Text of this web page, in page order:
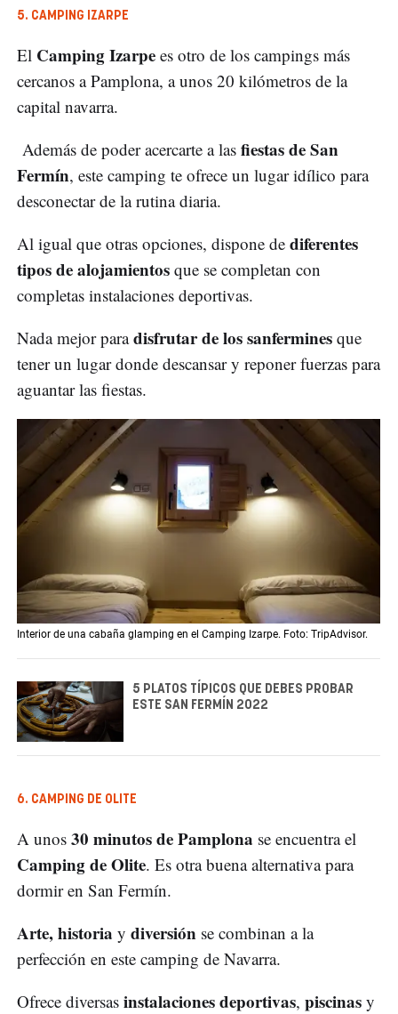
5. CAMPING IZARPE
El Camping Izarpe es otro de los campings más
cercanos a Pamplona, a unos 20 kilómetros de la
capital navarra.
Además de poder acercarte a las fiestas de San
Fermín, este camping te ofrece un lugar idílico para
desconectar de la rutina diaria.
Al igual que otras opciones, dispone de diferentes
tipos de alojamientos que se completan con
completas instalaciones deportivas.
Nada mejor paradisfrutar de los sanfermines que
tener un lugar donde descansar y reponer fuerzas para
aguantar las fiestas.
Interior de una cabaña glamping en el Camping Izarpe. Foto: TripAdvisor.
5 PLATOS TÍPICOS QUE DEBES PROBAR
ESTE SAN FERMÍN 2022
6. CAMPING DE OLITE
A unos 30 minutos de Pamplona se encuentra el
Camping de Olite. Es otra buena alternativa para
dormir en San Fermín.
Arte, historia y diversión se combinan a la
perfección en este camping de Navarra.
Ofrece diversas instalaciones deportivas, piscinas y